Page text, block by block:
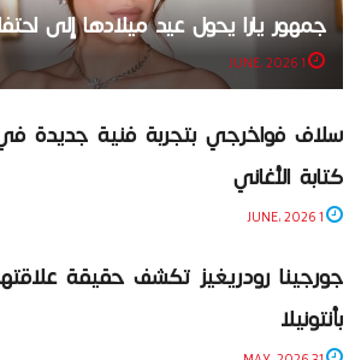
جمهور يارا يحول عيد ميلادها إلى
سلاف فواخرجي بتجربة فنية جديدة
كتابة الأغاني
جورجينا رودريغيز تكشف حقيقة
بأنتونيلا